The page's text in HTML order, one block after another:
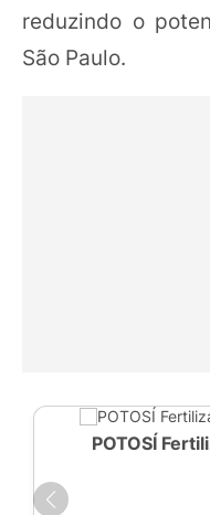
reduzindo o
São Paulo.
POTOSÍ